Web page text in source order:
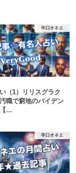
辛口オネエ
（1）リリスグラク
職で窮地のバイデン
【…
辛口オネエ